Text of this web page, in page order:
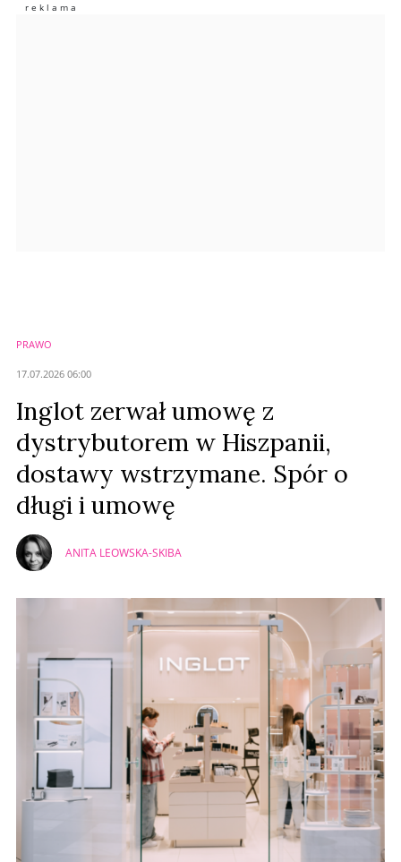
Imię (Wymagane)
PRAWO
17.07.2026 06:00
Inglot zerwał umowę z
dystrybutorem w Hiszpanii,
dostawy wstrzymane. Spór o
długi i umowę
ANITA LEOWSKA-SKIBA